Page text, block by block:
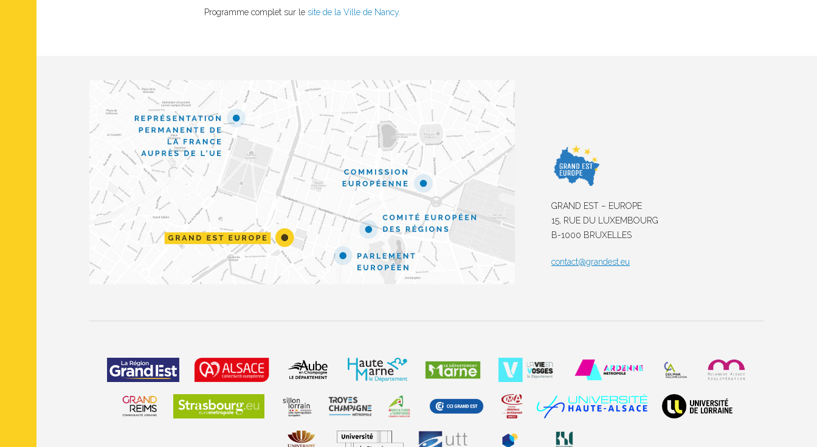
Programme complet sur le site de la Ville de Nancy.
GRAND EST – EUROPE
15, RUE DU LUXEMBOURG
B-1000 BRUXELLES
contact@grandest.eu